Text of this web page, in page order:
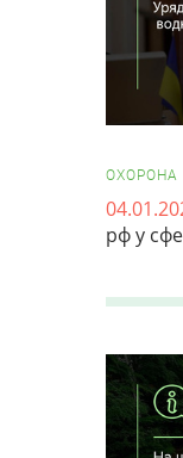
ОХОРОНА
рф у